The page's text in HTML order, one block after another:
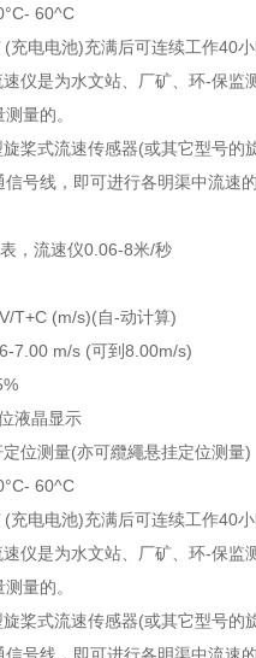
60^C
充电电池)充满后可连续工作40
仪是为水文站、厂矿、环-保监
量的。
桨式流速传感器(或其它型号的
信号线，即可进行各明渠中流速
，流速仪0.06-8米/秒
T+C (m/s)(自-动计算)
7.00 m/s (可到8.00m/s)
液晶显示
位测量(亦可纜繩悬挂定位测量)
60^C
充电电池)充满后可连续工作40
仪是为水文站、厂矿、环-保监
量的。
桨式流速传感器(或其它型号的